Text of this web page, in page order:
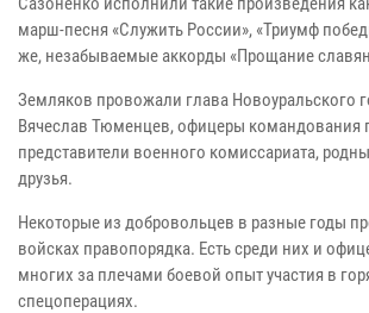
марш-песня «Служить России», «Триумф
же, незабываемые аккорды «Прощание
Земляков провожали глава Новоуральского
Вячеслав Тюменцев, офицеры командования
представители военного комиссариата,
друзья.
Некоторые из добровольцев в разные годы
войсках правопорядка. Есть среди них и
многих за плечами боевой опыт участия в
спецоперациях.